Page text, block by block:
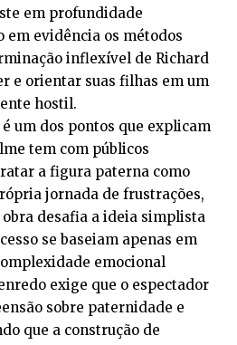
em profundidade
em evidência os métodos
inflexível de Richard
e orientar suas filhas em um
hostil.
um dos pontos que explicam
tem com públicos
a figura paterna como
jornada de frustrações,
obra desafia a ideia simplista
se baseiam apenas em
emocional
exige que o espectador
sobre paternidade e
que a construção de